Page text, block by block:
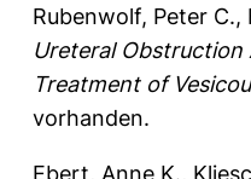
Rubenwolf, Peter C.,
Ureteral
Treatment of
vorhanden.
Ebert, Anne K.,